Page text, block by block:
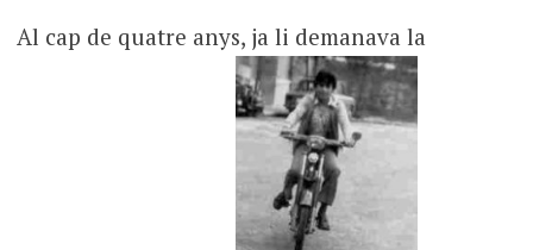
Al cap de quatre anys, ja li demanava la